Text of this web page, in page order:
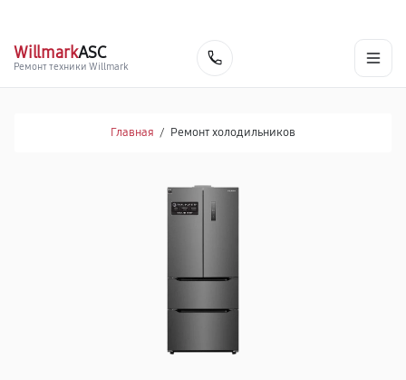
WillmarkASC
Ремонт техники Willmark
Главная / Ремонт холодильников